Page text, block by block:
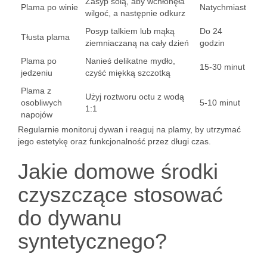
Plama po winie
wilgoć, a następnie odkurz
Natychmiast
Tłusta plama
Posyp talkiem lub mąką
ziemniaczaną na cały dzień
Do 24
godzin
Plama po
jedzeniu
Nanieś delikatne mydło,
czyść miękką szczotką
15-30 minut
Plama z
osobliwych
napojów
Użyj roztworu octu z wodą
1:1
5-10 minut
Regularnie monitoruj dywan i reaguj na plamy, by utrzymać
jego estetykę oraz funkcjonalność przez długi czas.
Jakie domowe środki
czyszczące stosować
do dywanu
syntetycznego?